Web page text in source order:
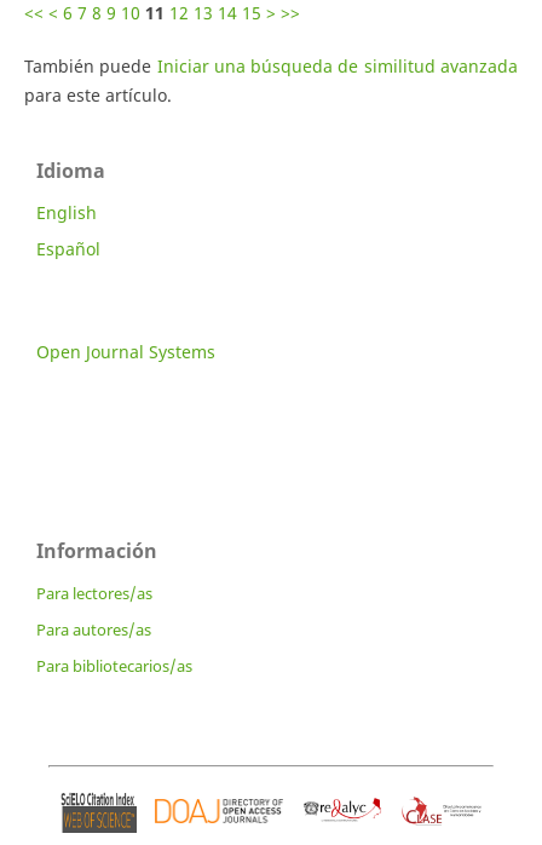
<< < 6 7 8 9 10 11 12 13 14 15 > >>
También puede Iniciar una búsqueda de similitud avanzada
para este artículo.
Idioma
English
Español
Open Journal Systems
Información
Para lectores/as
Para autores/as
Para bibliotecarios/as